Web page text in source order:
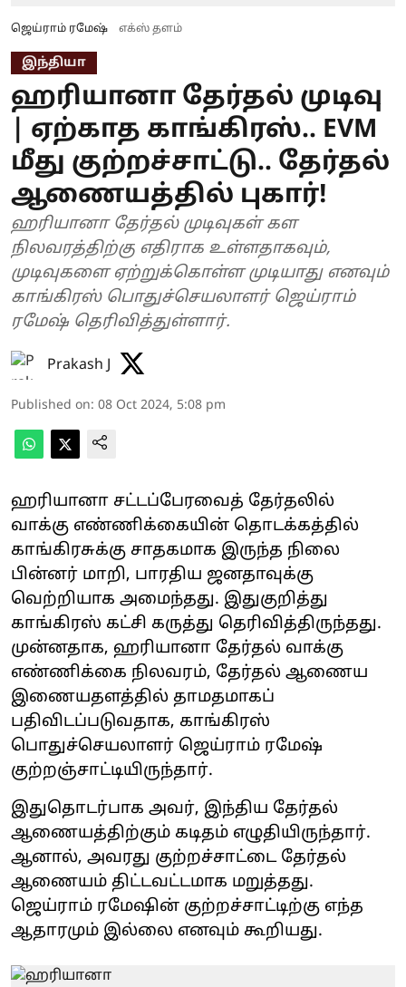
ஜெய்ராம் ரமேஷ் எக்ஸ் தளம்
இந்தியா
ஹரியானா தேர்தல் முடிவு
| ஏற்காத காங்கிரஸ்.. EVM
மீது குற்றச்சாட்டு.. தேர்தல்
ஆணையத்தில் புகார்!
ஹரியானா தேர்தல் முடிவுகள் கள
நிலவரத்திற்கு எதிராக உள்ளதாகவும்,
முடிவுகளை ஏற்றுக்கொள்ள முடியாது எனவும்
காங்கிரஸ் பொதுச்செயலாளர் ஜெய்ராம்
ரமேஷ் தெரிவித்துள்ளார்.
Prakash J
Published on: 08 Oct 2024, 5:08 pm
ஹரியானா சட்டப்பேரவைத் தேர்தலில்
வாக்கு எண்ணிக்கையின் தொடக்கத்தில்
காங்கிரசுக்கு சாதகமாக இருந்த நிலை
பின்னர் மாறி, பாரதிய ஜனதாவுக்கு
வெற்றியாக அமைந்தது. இதுகுறித்து
காங்கிரஸ் கட்சி கருத்து தெரிவித்திருந்தது.
முன்னதாக, ஹரியானா தேர்தல் வாக்கு
எண்ணிக்கை நிலவரம், தேர்தல் ஆணைய
இணையதளத்தில் தாமதமாகப்
பதிவிடப்படுவதாக, காங்கிரஸ்
பொதுச்செயலாளர் ஜெய்ராம் ரமேஷ்
குற்றஞ்சாட்டியிருந்தார்.
இதுதொடர்பாக அவர், இந்திய தேர்தல்
ஆணையத்திற்கும் கடிதம் எழுதியிருந்தார்.
ஆனால், அவரது குற்றச்சாட்டை தேர்தல்
ஆணையம் திட்டவட்டமாக மறுத்தது.
ஜெய்ராம் ரமேஷின் குற்றச்சாட்டிற்கு எந்த
ஆதாரமும் இல்லை எனவும் கூறியது.